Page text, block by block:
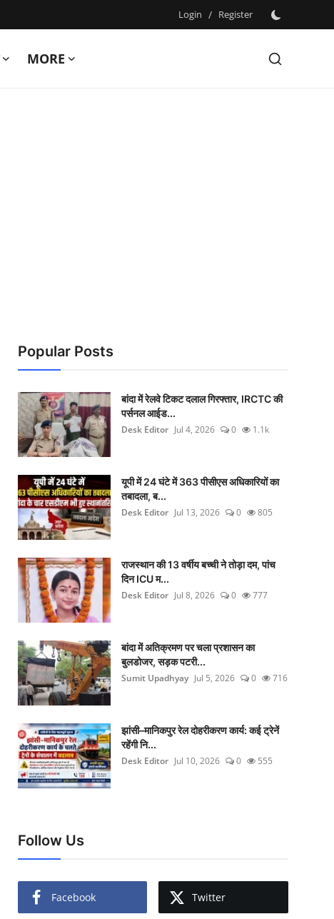
Login / Register
MORE
Popular Posts
बांदा में रेलवे टिकट दलाल गिरफ्तार, IRCTC की
पर्सनल आईड...
Desk Editor Jul 4, 2026 0 1.1k
यूपी में 24 घंटे में 363 पीसीएस अधिकारियों का
तबादला, ब...
Desk Editor Jul 13, 2026 0 805
राजस्थान की 13 वर्षीय बच्ची ने तोड़ा दम, पांच
दिन ICU म...
Desk Editor Jul 8, 2026 0 777
बांदा में अतिक्रमण पर चला प्रशासन का
बुलडोजर, सड़क पटरी...
Sumit Upadhyay Jul 5, 2026 0 716
झांसी–मानिकपुर रेल दोहरीकरण कार्य: कई ट्रेनें
रहेंगी नि...
Desk Editor Jul 10, 2026 0 555
Follow Us
Facebook Twitter